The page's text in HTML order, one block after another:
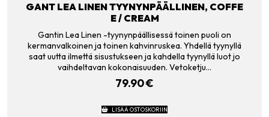
GANT LEA LINEN TYYNYNPÄÄLLINEN, COFFE
E / CREAM
Gantin Lea Linen -tyynynpäällisessä toinen puoli on
kermanvalkoinen ja toinen kahvinruskea. Yhdellä tyynyllä
saat uutta ilmettä sisustukseen ja kahdella tyynyllä luot jo
vaihdeltavan kokonaisuuden. Vetoketju…
79.90€
LISÄÄ OSTOSKORIIN